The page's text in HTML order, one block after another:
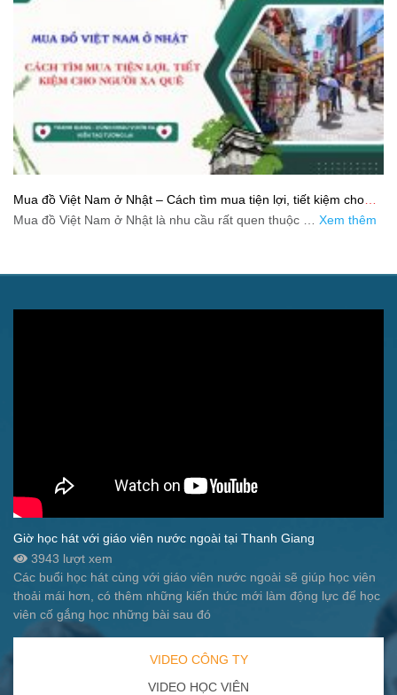
Mua đồ Việt Nam ở Nhật – Cách tìm mua tiện lợi, tiết kiệm cho
người xa quê
Mua đồ Việt Nam ở Nhật là nhu cầu rất quen thuộc … Xem thêm
Giờ học hát với giáo viên nước ngoài tại Thanh Giang
3943 lượt xem
Các buổi học hát cùng với giáo viên nước ngoài sẽ giúp học viên
thoải mái hơn, có thêm những kiến thức mới làm động lực để học
viên cố gắng học những bài sau đó
VIDEO CÔNG TY
VIDEO HỌC VIÊN